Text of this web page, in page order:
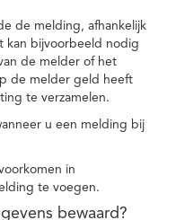
de melding, afhankelijk
kan bijvoorbeeld nodig
de melder of het
de melder geld heeft
te verzamelen.
u een melding bij
in
te voegen.
bewaard?